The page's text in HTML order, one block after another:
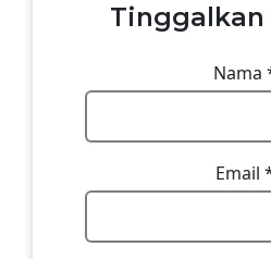
Tinggalkan
Nama
Email